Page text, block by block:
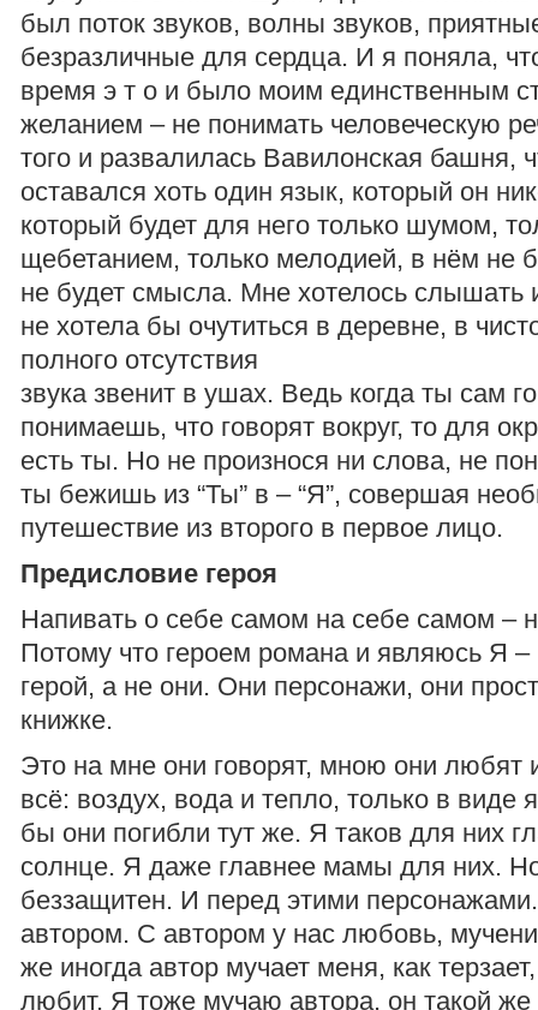
был поток звуков, волны звуков,
безразличные для сердца. И я поняла,
время э т о и было моим единственным
желанием – не понимать человеческую
того и развалилась Вавилонская башня,
оставался хоть один язык, который он
который будет для него только шумом,
щебетанием, только мелодией, в нём не
не будет смысла. Мне хотелось слышать
не хотела бы очутиться в деревне, в
полного отсутствия
звука звенит в ушах. Ведь когда ты сам
понимаешь, что говорят вокруг, то для
есть ты. Но не произнося ни слова, не
ты бежишь из “Ты” в – “Я”, совершая
путешествие из второго в первое лицо.
Предисловие героя
Напивать о себе самом на себе самом –
Потому что героем романа и являюсь Я
герой, а не они. Они персонажи, они
книжке.
Это на мне они говорят, мною они
всё: воздух, вода и тепло, только в виде
бы они погибли тут же. Я таков для них
солнце. Я даже главнее мамы для них.
беззащитен. И перед этими
автором. С автором у нас любовь,
же иногда автор мучает меня, как
любит. Я тоже мучаю автора, он такой